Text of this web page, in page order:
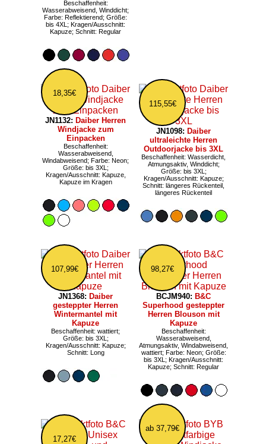
Beschaffenheit:
Wasserabweisend, Winddicht;
Farbe: Reflektierend; Größe:
bis 4XL; Kragen/Ausschnitt:
Kapuze; Schnitt: Regular
18,35€
JN1132: Daiber Herren
Windjacke zum
Einpacken
Beschaffenheit:
Wasserabweisend,
Windabweisend; Farbe: Neon;
Größe: bis 3XL;
Kragen/Ausschnitt: Kapuze,
Kapuze im Kragen
115,55€
JN1098: Daiber
ultraleichte Herren
Outdoorjacke bis 3XL
Beschaffenheit: Wasserdicht,
Atmungsaktiv, Winddicht;
Größe: bis 3XL;
Kragen/Ausschnitt: Kapuze;
Schnitt: längeres Rückenteil,
längeres Rückenteil
107,99€
JN1368: Daiber
gesteppter Herren
Wintermantel mit
Kapuze
Beschaffenheit: wattiert;
Größe: bis 3XL;
Kragen/Ausschnitt: Kapuze;
Schnitt: Long
98,27€
BCJM940: B&C
Superhood gesteppter
Herren Blouson mit
Kapuze
Beschaffenheit:
Wasserabweisend,
Atmungsaktiv, Windabweisend,
wattiert; Farbe: Neon; Größe:
bis 3XL; Kragen/Ausschnitt:
Kapuze; Schnitt: Regular
17,27€
ab 37,79€